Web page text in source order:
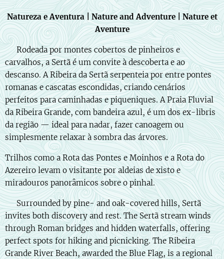
Natureza e Aventura | Nature and Adventure | Nature et
Aventure
🇵🇹 Rodeada por montes cobertos de pinheiros e
carvalhos, a Sertã é um convite à descoberta e ao
descanso. A Ribeira da Sertã serpenteia por entre pontes
romanas e cascatas escondidas, criando cenários
perfeitos para caminhadas e piqueniques. A Praia Fluvial
da Ribeira Grande, com bandeira azul, é um dos ex-libris
da região — ideal para nadar, fazer canoagem ou
simplesmente relaxar à sombra das árvores.
Trilhos como a Rota das Pontes e Moinhos e a Rota do
Azereiro levam o visitante por aldeias de xisto e
miradouros panorâmicos sobre o pinhal.
🇬🇧 Surrounded by pine- and oak-covered hills, Sertã
invites both discovery and rest. The Sertã stream winds
through Roman bridges and hidden waterfalls, offering
perfect spots for hiking and picnicking. The Ribeira
Grande River Beach, awarded the Blue Flag, is a regional